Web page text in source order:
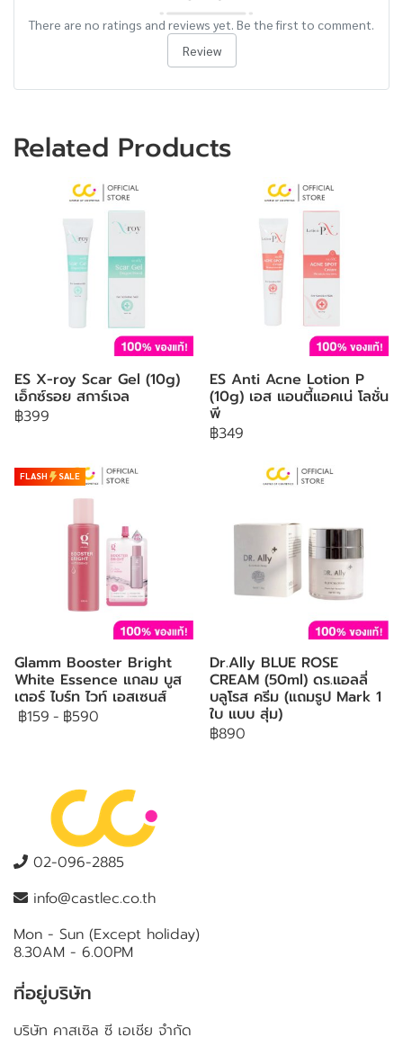
There are no ratings and reviews yet. Be the first to comment.
Review
Related Products
ES X-roy Scar Gel (10g)
เอ็กซ์รอย สการ์เจล
฿399
ES Anti Acne Lotion P
(10g) เอส แอนตี้แอคเน่ โลชั่น
พี
฿349
FLASH SALE
Glamm Booster Bright
White Essence แกลม บูส
เตอร์ ไบร์ท ไวท์ เอสเซนส์
฿159 - ฿590
Dr.Ally BLUE ROSE
CREAM (50ml) ดร.แอลลี่
บลูโรส ครีม (แถมรูป Mark 1
ใบ แบบ สุ่ม)
฿890
02-096-2885
info@castlec.co.th
Mon - Sun (Except holiday)
8.30AM - 6.00PM
ที่อยู่บริษัท
บริษัท คาสเซิล ซี เอเชีย จำกัด